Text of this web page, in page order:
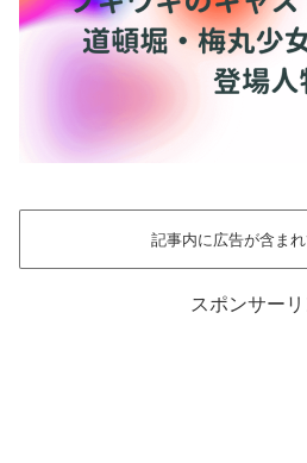
記事内に広告が含まれ
スポンサーリ